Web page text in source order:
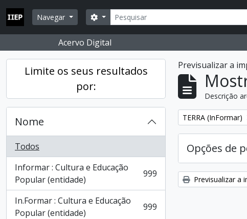
Skip to main content
Navegar
Pesquisar
Opções de busca
Acervo Digital
Limite os seus resultados
por:
Nome
Todos
Informar : Cultura e Educação
Popular (entidade)
, 999 resultados 999
In.Formar : Cultura e Educação
Popular (entidade)
, 999 resultados 999
Previsualizar a
Descrição
Remover filtro:
TERRA (InFormar)
Opções de
Previsualizar a